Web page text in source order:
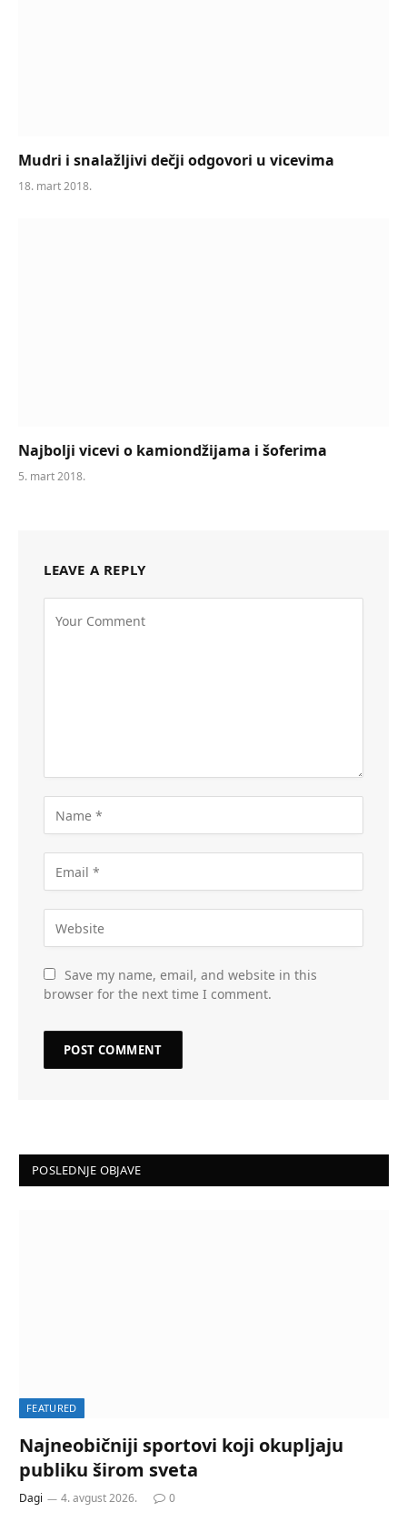
Mudri i snalažljivi dečji odgovori u vicevima
18. mart 2018.
Najbolji vicevi o kamiondžijama i šoferima
5. mart 2018.
LEAVE A REPLY
Save my name, email, and website in this
browser for the next time I comment.
POSLEDNJE OBJAVE
FEATURED
Najneobičniji sportovi koji okupljaju
publiku širom sveta
Dagi 4. avgust 2026. 0